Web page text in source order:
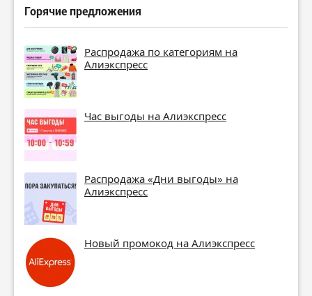
Горячие предложения
Распродажа по категориям на
Алиэкспресс
Час выгоды на Алиэкспресс
Распродажа «Дни выгоды» на
Алиэкспресс
Новый промокод на Алиэкспресс